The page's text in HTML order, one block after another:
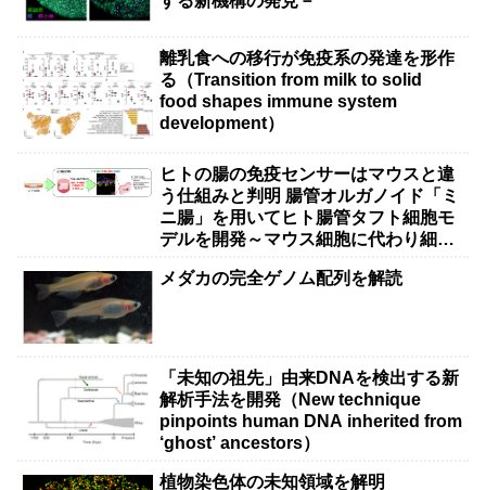
離乳食への移行が免疫系の発達を形作
る（Transition from milk to solid
food shapes immune system
development）
ヒトの腸の免疫センサーはマウスと違
う仕組みと判明 腸管オルガノイド「ミ
ニ腸」を用いてヒト腸管タフト細胞モ
デルを開発～マウス細胞に代わり細胞
メダカの完全ゲノム配列を解読
「未知の祖先」由来DNAを検出する新
解析手法を開発（New technique
pinpoints human DNA inherited from
‘ghost’ ancestors）
植物染色体の未知領域を解明